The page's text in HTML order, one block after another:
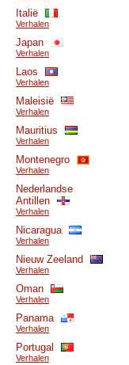
Italië
Verhalen
Japan
Verhalen
Laos
Verhalen
Maleisië
Verhalen
Mauritius
Verhalen
Montenegro
Verhalen
Nederlandse
Antillen
Verhalen
Nicaragua
Verhalen
Nieuw Zeeland
Verhalen
Oman
Verhalen
Panama
Verhalen
Portugal
Verhalen